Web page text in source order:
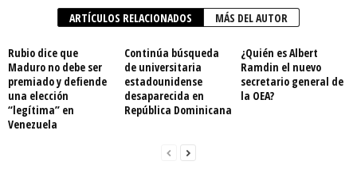
ARTÍCULOS RELACIONADOS MÁS DEL AUTOR
Rubio dice que
Maduro no debe ser
premiado y defiende
una elección
“legítima” en
Venezuela
Continúa búsqueda
de universitaria
estadounidense
desaparecida en
República Dominicana
¿Quién es Albert
Ramdin el nuevo
secretario general de
la OEA?